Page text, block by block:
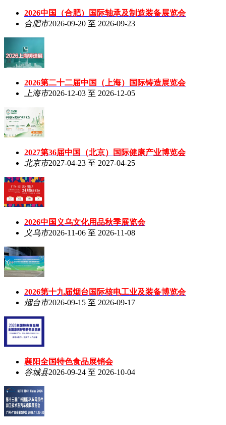
2026中国（合肥）国际轴承及制造装备展览会
合肥市2026-09-20 至 2026-09-23
2026第二十二届中国（上海）国际铸造展览会
上海市2026-12-03 至 2026-12-05
2027第36届中国（北京）国际健康产业博览会
北京市2027-04-23 至 2027-04-25
2026中国义乌文化用品秋季展览会
义乌市2026-11-06 至 2026-11-08
2026第十九届烟台国际核电工业及装备博览会
烟台市2026-09-15 至 2026-09-17
襄阳全国特色食品展销会
谷城县2026-09-24 至 2026-10-04